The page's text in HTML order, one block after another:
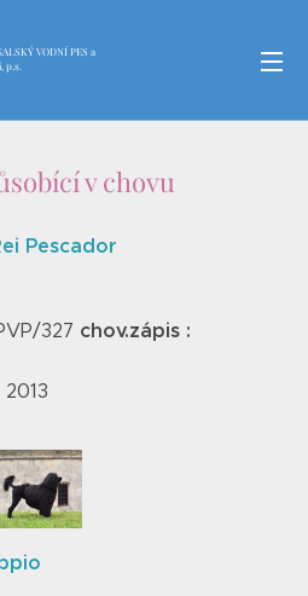
VODNÍ PES a
p.s.
v chovu
Pescador
327 chov.zápis :
2013